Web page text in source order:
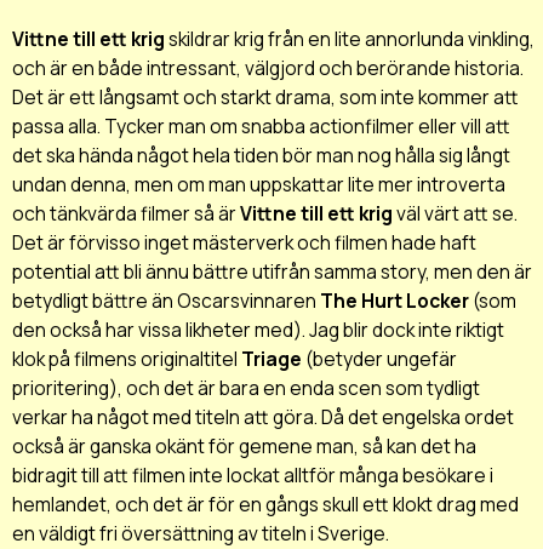
Vittne till ett krigskildrar krig från en lite annorlunda vinkling,
och är en både intressant, välgjord och berörande historia.
Det är ett långsamt och starkt drama, som inte kommer att
passa alla. Tycker man om snabba actionfilmer eller vill att
det ska hända något hela tiden bör man nog hålla sig långt
undan denna, men om man uppskattar lite mer introverta
och tänkvärda filmer så ärVittne till ett krigväl värt att se.
Det är förvisso inget mästerverk och filmen hade haft
potential att bli ännu bättre utifrån samma story, men den är
betydligt bättre än Oscarsvinnaren The Hurt Locker(som
den också har vissa likheter med). Jag blir dock inte riktigt
klok på filmens originaltitel Triage (betyder ungefär
prioritering), och det är bara en enda scen som tydligt
verkar ha något med titeln att göra. Då det engelska ordet
också är ganska okänt för gemene man, så kan det ha
bidragit till att filmen inte lockat alltför många besökare i
hemlandet, och det är för en gångs skull ett klokt drag med
en väldigt fri översättning av titeln i Sverige.